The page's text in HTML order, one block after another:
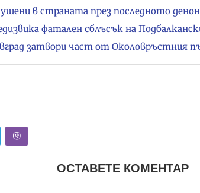
в страната през последното
фатален сблъсък на
затвори част от Околовръстния
ОСТАВЕТЕ КОМЕНТАР